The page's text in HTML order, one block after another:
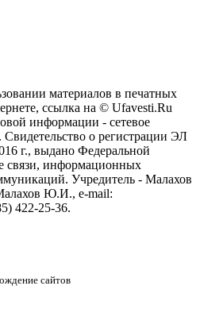
материалов в печатных
ссылка на © Ufavesti.Ru
информации - сетевое
о регистрации ЭЛ
г., выдано Федеральной
связи, информационных
Учредитель - Малахов
Ю.И., e-mail:
422-25-36.
сайтов